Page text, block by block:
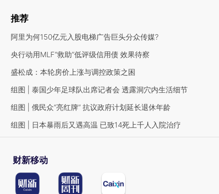
推荐
阿里为何150亿元入股电梯广告巨头分众传媒?
央行动用MLF“救助”低评级信用债 效果待察
盛松成：本轮房价上涨与调控政策之困
组图 | 泰国少年足球队出席记者会 透露洞穴内生活细节
组图 | 俄民众“亮红牌” 抗议政府计划延长退休年龄
组图 | 日本暴雨后又遇高温 已致14死上千人入院治疗
财新移动